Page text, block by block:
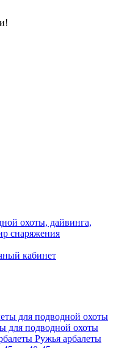
кабинет
для подводной охоты
Ружья арбалеты